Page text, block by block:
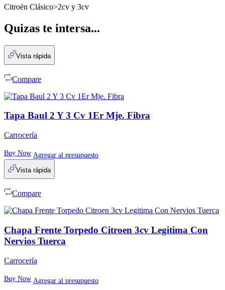
Citroën Clásico>2cv y 3cv
Quizas te intersa...
Vista rápida
Compare
Tapa Baul 2 Y 3 Cv 1Er Mje. Fibra
Carrocería
Buy Now Agregar al presupuesto
Vista rápida
Compare
Chapa Frente Torpedo Citroen 3cv Legitima Con
Nervios Tuerca
Carrocería
Buy Now Agregar al presupuesto